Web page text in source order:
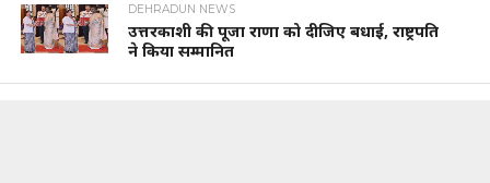
DEHRADUN NEWS
उत्तरकाशी की पूजा राणा को दीजिए बधाई, राष्ट्रपति
ने किया सम्मानित